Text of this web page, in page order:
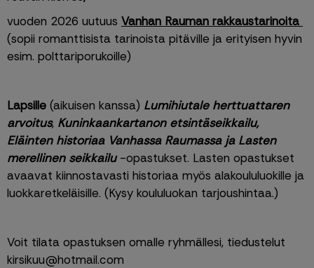
vuoden 2026 uutuus Vanhan Rauman rakkaustarinoita
(sopii romanttisista tarinoista pitäville ja erityisen hyvin
esim. polttariporukoille)
Lapsille (aikuisen kanssa) Lumihiutale herttuattaren
arvoitus, Kuninkaankartanon etsintäseikkailu,
Eläinten historiaa Vanhassa Raumassa ja Lasten
merellinen seikkailu -opastukset. Lasten opastukset
avaavat kiinnostavasti historiaa myös alakoululuokille ja
luokkaretkeläisille. (Kysy koululuokan tarjoushintaa.)
Voit tilata opastuksen omalle ryhmällesi, tiedustelut
kirsikuu@hotmail.com